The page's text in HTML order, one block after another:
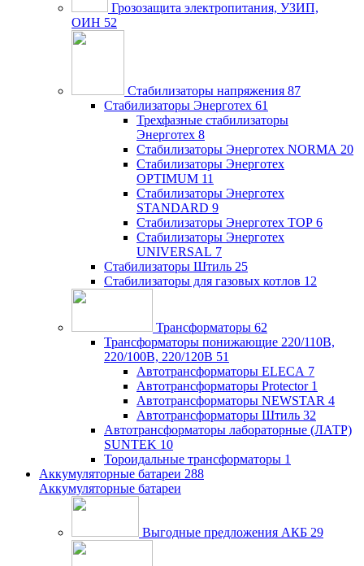
Грозозащита электропитания, УЗИП,
ОИН 52
Стабилизаторы напряжения 87
Стабилизаторы Энерготех 61
Трехфазные стабилизаторы
Энерготех 8
Стабилизаторы Энерготех NORMA 20
Стабилизаторы Энерготех
OPTIMUM 11
Стабилизаторы Энерготех
STANDARD 9
Стабилизаторы Энерготех TOP 6
Стабилизаторы Энерготех
UNIVERSAL 7
Стабилизаторы Штиль 25
Стабилизаторы для газовых котлов 12
Трансформаторы 62
Трансформаторы понижающие 220/110В,
220/100В, 220/120В 51
Автотрансформаторы ELECA 7
Автотрансформаторы Protector 1
Автотрансформаторы NEWSTAR 4
Автотрансформаторы Штиль 32
Автотрансформаторы лабораторные (ЛАТР)
SUNTEK 10
Тороидальные трансформаторы 1
Аккумуляторные батареи 288
Аккумуляторные батареи
Выгодные предложения АКБ 29